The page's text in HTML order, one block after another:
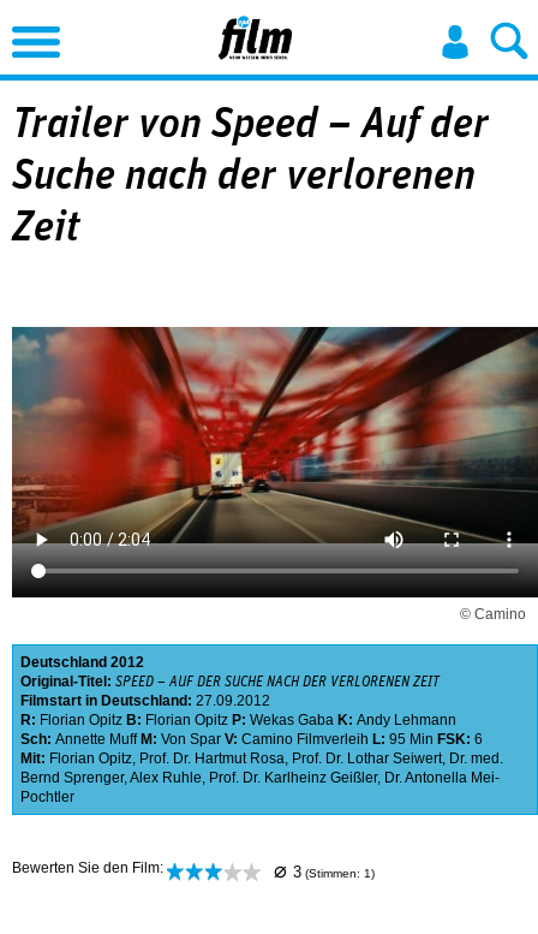
Jump to Navigation
Trailer von Speed – Auf der
Suche nach der verlorenen
Zeit
© Camino
Deutschland 2012
Original-Titel: SPEED – AUF DER SUCHE NACH DER VERLORENEN ZEIT
Filmstart in Deutschland: 27.09.2012
R: Florian Opitz B: Florian Opitz P: Wekas Gaba K: Andy Lehmann
Sch: Annette Muff M: Von Spar V: Camino Filmverleih L: 95 Min FSK: 6
Mit: Florian Opitz, Prof. Dr. Hartmut Rosa, Prof. Dr. Lothar Seiwert, Dr. med.
Bernd Sprenger,Alex Ruhle, Prof. Dr. Karlheinz Geißler, Dr. Antonella Mei-
Pochtler
Bewerten Sie den Film: ⌀ 3 (Stimmen: 1)